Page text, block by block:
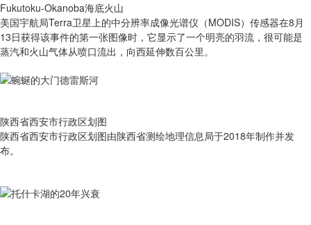
Fukutoku-Okanoba海底火山
美国宇航局Terra卫星上的中分辨率成像光谱仪（MODIS）传感器在8月
13日获得该事件的第一张图像时，它显示了一个明亮的羽流，很可能是
蒸汽和火山气体从喷口流出，向西延伸数百公里。
陕西省西安市行政区划图
陕西省西安市行政区划图由陕西省测绘地理信息局于2018年制作并发
布。